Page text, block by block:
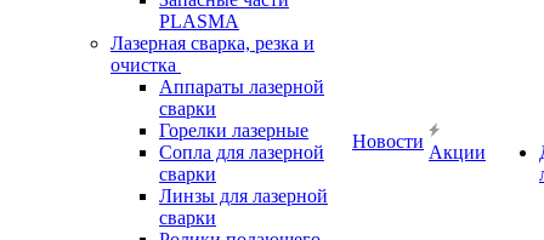
PLASMA
Лазерная сварка, резка и
очистка
Аппараты лазерной
сварки
Горелки лазерные
Сопла для лазерной
сварки
Линзы для лазерной
сварки
Новости
Акции